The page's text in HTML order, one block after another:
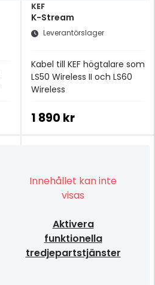
KEF
K-Stream
Leverantörslager
Kabel till KEF högtalare som
LS50 Wireless II och LS60
Wireless
1 890 kr
Innehållet kan inte
visas
Aktivera
funktionella
tredjepartstjänster